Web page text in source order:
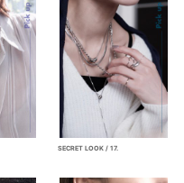
SECRET LOOK / 17.